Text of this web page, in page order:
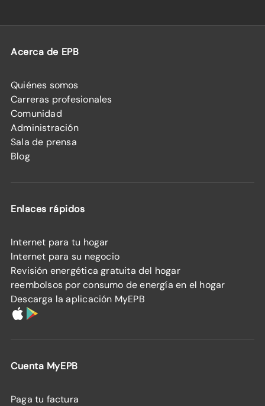
Acerca de EPB
Quiénes somos
Carreras profesionales
Comunidad
Administración
Sala de prensa
Blog
Enlaces rápidos
Internet para tu hogar
Internet para su negocio
Revisión energética gratuita del hogar
reembolsos por consumo de energía en el hogar
Descarga la aplicación MyEPB
Cuenta MyEPB
Paga tu factura